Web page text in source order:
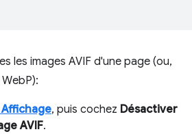
les images AVIF d'une page (ou,
Affichage, puis cochez Désactiver
AVIF.